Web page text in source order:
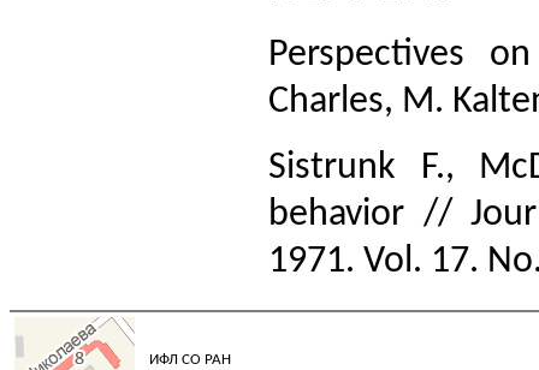
Perspectives
Charles, M.
Sistrunk F.,
behavior //
1971. Vol. 17.
ИФЛ СО РАН